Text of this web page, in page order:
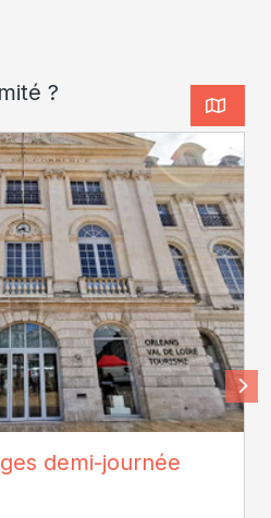
?
demi-journée